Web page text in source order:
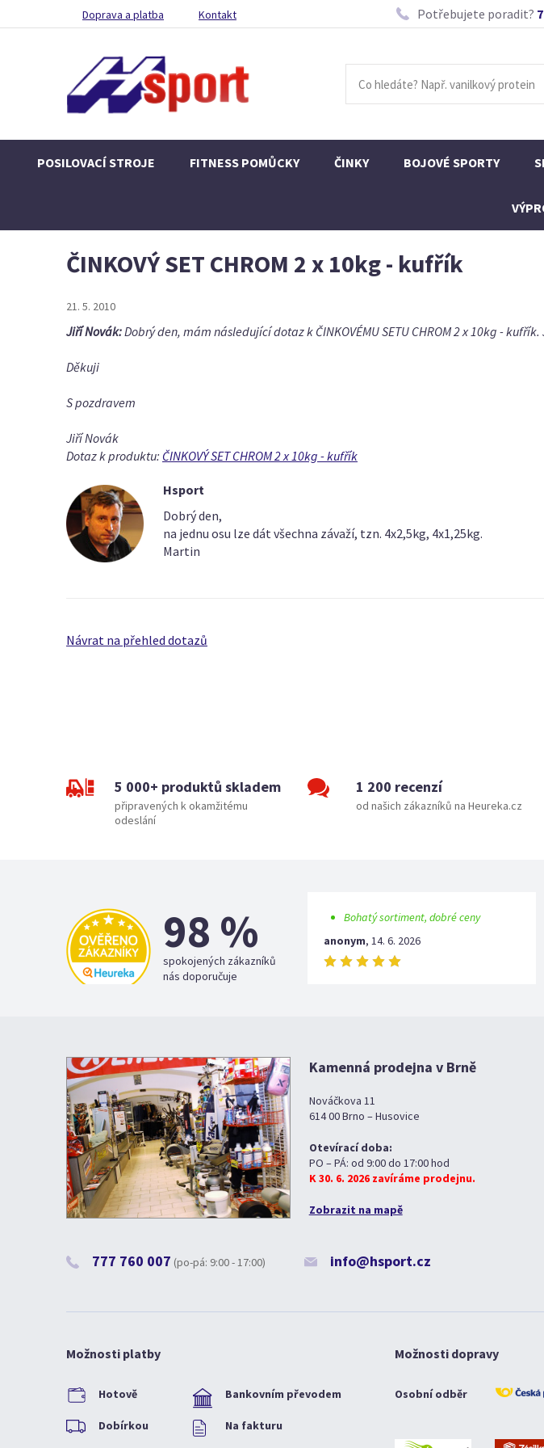
Doprava a platba Kontakt Potřebujete poradit?
POSILOVACÍ STROJE FITNESS POMŮCKY ČINKY BOJOVÉ SPORTY
ČINKOVÝ SET CHROM 2 x 10kg - kufřík
21. 5. 2010
Jiří Novák:Dobrý den, mám následující dotaz k ČINKOVÉMU SETU CHROM 2 x 10kg -
Děkuji
S pozdravem
Jiří Novák
Dotaz k produktu: ČINKOVÝ SET CHROM 2 x 10kg - kufřík
Hsport
Dobrý den,
na jednu osu lze dát všechna závaží, tzn. 4x2,5kg, 4x1,25kg.
Martin
Návrat na přehled dotazů
5 000+ produktů skladem
připravených k okamžitému
odeslání
1 200 recenzí
od našich zákazníků na Heureka.cz
98 %
spokojených zákazníků
nás doporučuje
Bohatý sortiment, dobré ceny
anonym, 14. 6. 2026
Kamenná prodejna v Brně
Nováčkova 11
614 00 Brno – Husovice
Otevírací doba:
PO – PÁ: od 9:00 do 17:00 hod
K 30. 6. 2026 zavíráme prodejnu.
Zobrazit na mapě
777 760 007 (po-pá: 9:00 - 17:00) info@hsport.cz
Možnosti platby
Hotově Bankovním převodem
Dobírkou Na fakturu
Možnosti dopravy
Osobní odběr